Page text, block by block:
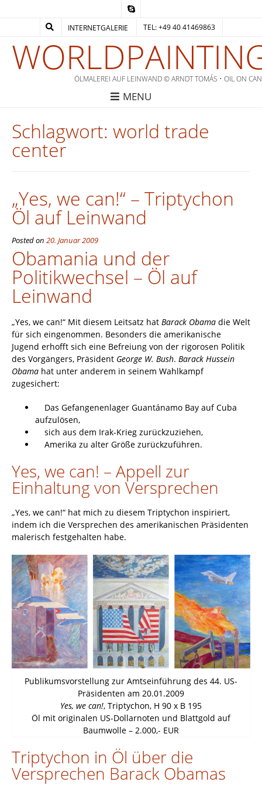
INTERNETGALERIE TEL: +49 40 41469863
ÖLMALEREI AUF LEINWAND © ARNDT TOMÁS • OIL ON
MENU
Schlagwort: world trade
center
„Yes, we can!“ – Triptychon
Öl auf Leinwand
Posted on 20. Januar 2009
Obamania und der
Politikwechsel – Öl auf
Leinwand
„Yes, we can!“ Mit diesem Leitsatz hat Barack Obama die Welt
für sich eingenommen. Besonders die amerikanische
Jugend erhofft sich eine Befreiung von der rigorosen Politik
des Vorgängers, Präsident George W. Bush. Barack Hussein
Obama hat unter anderem in seinem Wahlkampf
zugesichert:
Das Gefangenenlager Guantánamo Bay auf Cuba
aufzulösen,
sich aus dem Irak-Krieg zurückzuziehen,
Amerika zu alter Größe zurückzuführen.
Yes, we can! – Appell zur
Einhaltung von Versprechen
„Yes, we can!“ hat mich zu diesem Triptychon inspiriert,
indem ich die Versprechen des amerikanischen Präsidenten
malerisch festgehalten habe.
Publikumsvorstellung zur Amtseinführung des 44. US-
Präsidenten am 20.01.2009
Yes, we can!, Triptychon, H 90 x B 195
Öl mit originalen US-Dollarnoten und Blattgold auf
Baumwolle – 2.000,- EUR
Triptychon in Öl über die
Versprechen Barack Obamas